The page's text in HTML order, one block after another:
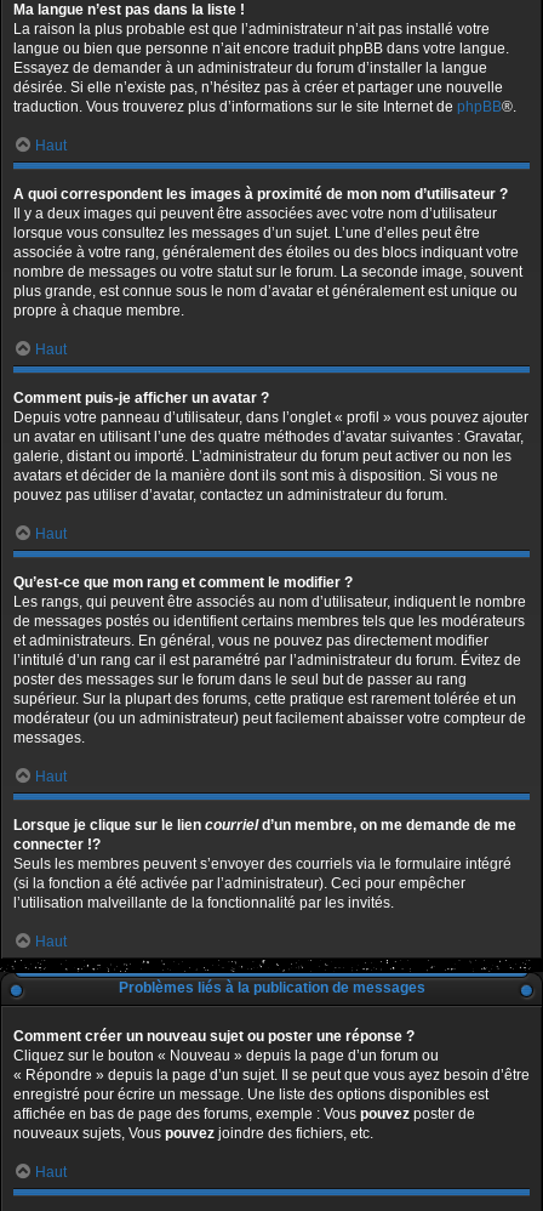
Ma langue n’est pas dans la liste !
La raison la plus probable est que l’administrateur n’ait pas installé votre
langue ou bien que personne n’ait encore traduit phpBB dans votre langue.
Essayez de demander à un administrateur du forum d’installer la langue
désirée. Si elle n’existe pas, n’hésitez pas à créer et partager une nouvelle
traduction. Vous trouverez plus d’informations sur le site Internet de phpBB®.
Haut
A quoi correspondent les images à proximité de mon nom d’utilisateur ?
Il y a deux images qui peuvent être associées avec votre nom d’utilisateur
lorsque vous consultez les messages d’un sujet. L’une d’elles peut être
associée à votre rang, généralement des étoiles ou des blocs indiquant votre
nombre de messages ou votre statut sur le forum. La seconde image, souvent
plus grande, est connue sous le nom d’avatar et généralement est unique ou
propre à chaque membre.
Haut
Comment puis-je afficher un avatar ?
Depuis votre panneau d’utilisateur, dans l’onglet « profil » vous pouvez ajouter
un avatar en utilisant l’une des quatre méthodes d’avatar suivantes : Gravatar,
galerie, distant ou importé. L’administrateur du forum peut activer ou non les
avatars et décider de la manière dont ils sont mis à disposition. Si vous ne
pouvez pas utiliser d’avatar, contactez un administrateur du forum.
Haut
Qu’est-ce que mon rang et comment le modifier ?
Les rangs, qui peuvent être associés au nom d’utilisateur, indiquent le nombre
de messages postés ou identifient certains membres tels que les modérateurs
et administrateurs. En général, vous ne pouvez pas directement modifier
l’intitulé d’un rang car il est paramétré par l’administrateur du forum. Évitez de
poster des messages sur le forum dans le seul but de passer au rang
supérieur. Sur la plupart des forums, cette pratique est rarement tolérée et un
modérateur (ou un administrateur) peut facilement abaisser votre compteur de
messages.
Haut
Lorsque je clique sur le lien courrield’un membre, on me demande de me
connecter !?
Seuls les membres peuvent s’envoyer des courriels via le formulaire intégré
(si la fonction a été activée par l’administrateur). Ceci pour empêcher
l’utilisation malveillante de la fonctionnalité par les invités.
Haut
Problèmes liés à la publication de messages
Comment créer un nouveau sujet ou poster une réponse ?
Cliquez sur le bouton « Nouveau » depuis la page d’un forum ou
« Répondre » depuis la page d’un sujet. Il se peut que vous ayez besoin d’être
enregistré pour écrire un message. Une liste des options disponibles est
affichée en bas de page des forums, exemple : Vous pouvez poster de
nouveaux sujets, Vous pouvez joindre des fichiers, etc.
Haut